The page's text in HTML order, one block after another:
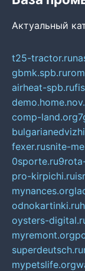
Актуальный
t25-tractor.ru
gbmk.spb.ru
airheat-spb.ru
comp-land.org
fexer.rusnite-
0sporte.ru
pro-kirpichi.ru
mynances.org
odnokartinki.ru
oysters-
myremont.org
superdeutsch.ru
mypetslife.org